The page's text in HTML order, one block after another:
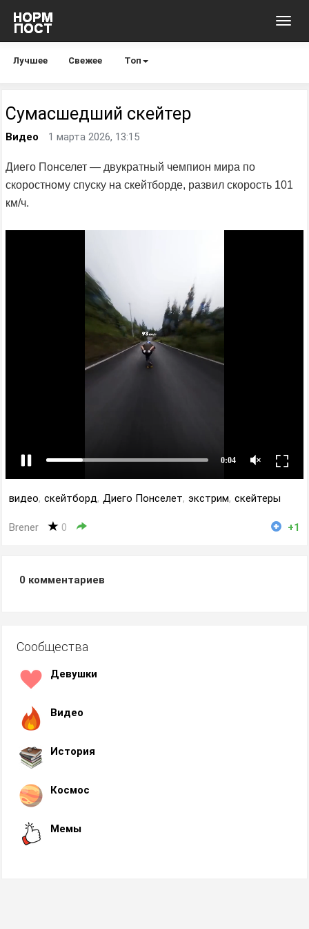
Лучшее Свежее Топ
Сумасшедший скейтер
Видео 1 марта 2026, 13:15
Диего Понселет — двукратный чемпион мира по
скоростному спуску на скейтборде, развил скорость 101
км/ч.
видео, скейтборд, Диего Понселет, экстрим, скейтеры
Brener 0 +1
0 комментариев
Сообщества
Девушки
Видео
История
Космос
Мемы